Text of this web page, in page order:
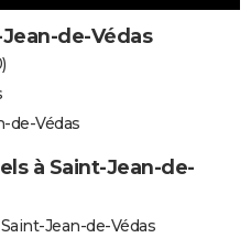
de-Védas
de-Védas
à Saint-Jean-de-
Jean-de-Védas